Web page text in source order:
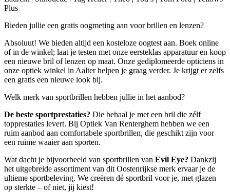
Plus
Bieden jullie een gratis oogmeting aan voor brillen en lenzen?
Absoluut! We bieden altijd een kosteloze oogtest aan. Boek online
of in de winkel; laat je testen met onze eersteklas apparatuur en koop
een nieuwe bril of lenzen op maat. Onze gediplomeerde opticiens in
onze optiek winkel in Aalter helpen je graag verder. Je krijgt er zelfs
een gratis een nieuwe look bij.
Welk merk van sportbrillen hebben jullie in het aanbod?
De beste sportprestaties? Die behaal je met een bril die zélf
topprestaties levert. Bij Optiek Van Renterghem hebben we een
ruim aanbod aan comfortabele sportbrillen, die geschikt zijn voor
een ruime waaier aan sporten.
Wat dacht je bijvoorbeeld van sportbrillen van Evil Eye? Dankzij
het uitgebreide assortiment van dit Oostenrijkse merk ervaar je de
ultieme sportbeleving. We creëren dé sportbril voor je, met glazen
op sterkte – of niet, jij kiest!